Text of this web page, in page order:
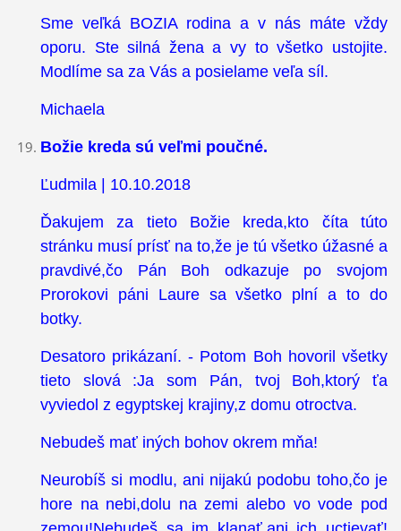
Sme veľká BOZIA rodina a v nás máte vždy
oporu. Ste silná žena a vy to všetko ustojite.
Modlíme sa za Vás a posielame veľa síl.
Michaela
Božie kreda sú veľmi poučné.
Ľudmila | 10.10.2018
Ďakujem za tieto Božie kreda,kto číta túto
stránku musí prísť na to,že je tú všetko úžasné a
pravdivé,čo Pán Boh odkazuje po svojom
Prorokovi páni Laure sa všetko plní a to do
botky.
Desatoro prikázaní. - Potom Boh hovoril všetky
tieto slová :Ja som Pán, tvoj Boh,ktorý ťa
vyviedol z egyptskej krajiny,z domu otroctva.
Nebudeš mať iných bohov okrem mňa!
Neurobíš si modlu, ani nijakú podobu toho,čo je
hore na nebi,dolu na zemi alebo vo vode pod